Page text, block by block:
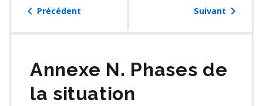
table
Précédent Suivant
Annexe N. Phases de
la situation